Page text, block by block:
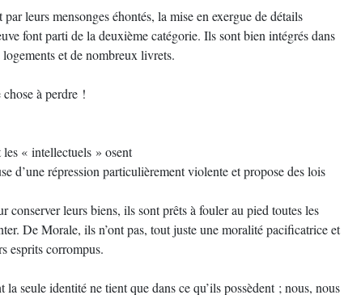
leurs mensonges éhontés, la mise en exergue de détails
font parti de la deuxième catégorie. Ils sont bien intégrés dans
et de nombreux livrets.
à perdre !
« intellectuels » osent
d’une répression particulièrement violente et propose des lois
leurs biens, ils sont prêts à fouler au pied toutes les
De Morale, ils n’ont pas, tout juste une moralité pacificatrice et
esprits corrompus.
seule identité ne tient que dans ce qu’ils possèdent ; nous, nous